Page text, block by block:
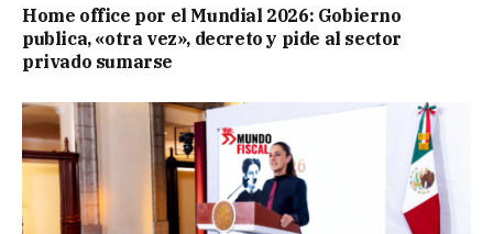
Home office por el Mundial 2026: Gobierno
publica, «otra vez», decreto y pide al sector
privado sumarse